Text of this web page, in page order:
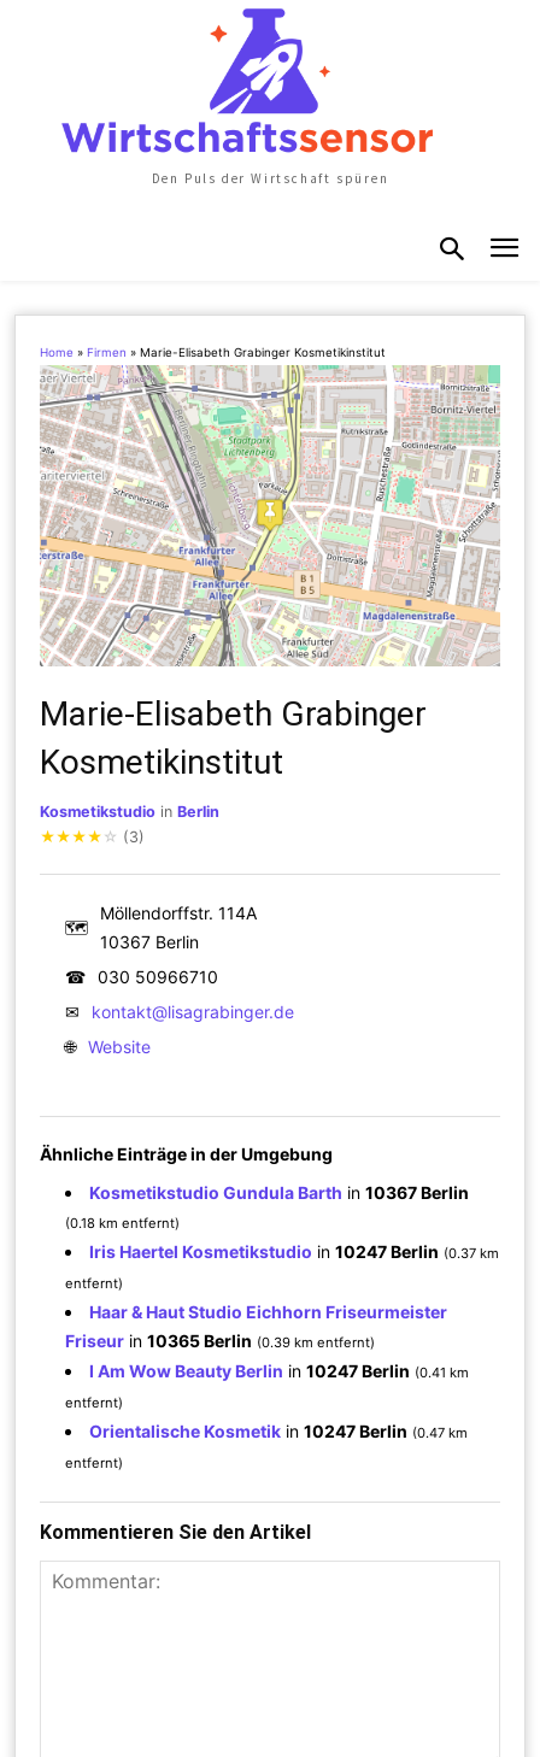
Den Puls der Wirtschaft spüren
Home » Firmen »Marie-Elisabeth Grabinger Kosmetikinstitut
Marie-Elisabeth Grabinger
Kosmetikinstitut
Kosmetikstudio inBerlin
★★★★ ☆ (3)
🗺
Möllendorffstr. 114A
10367 Berlin
☎
030 50966710
✉
kontakt@lisagrabinger.de
🌐 Website
Ähnliche Einträge in der Umgebung
Kosmetikstudio Gundula Barth in10367 Berlin
(0.18 km entfernt)
Iris Haertel Kosmetikstudio in10247 Berlin (0.37 km
entfernt)
Haar & Haut Studio Eichhorn Friseurmeister
Friseur in10365 Berlin (0.39 km entfernt)
I Am Wow Beauty Berlin in10247 Berlin (0.41 km
entfernt)
Orientalische Kosmetik in10247 Berlin (0.47 km
entfernt)
Kommentieren Sie den Artikel